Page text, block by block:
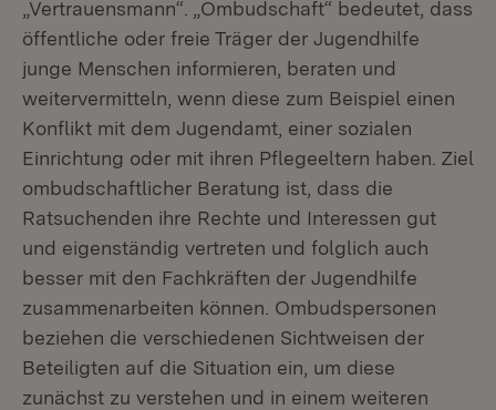
„Vertrauensmann“. „Ombudschaft“ bedeutet, dass
öffentliche oder freie Träger der Jugendhilfe
junge Menschen informieren, beraten und
weitervermitteln, wenn diese zum Beispiel einen
Konflikt mit dem Jugendamt, einer sozialen
Einrichtung oder mit ihren Pflegeeltern haben. Ziel
ombudschaftlicher Beratung ist, dass die
Ratsuchenden ihre Rechte und Interessen gut
und eigenständig vertreten und folglich auch
besser mit den Fachkräften der Jugendhilfe
zusammenarbeiten können. Ombudspersonen
beziehen die verschiedenen Sichtweisen der
Beteiligten auf die Situation ein, um diese
zunächst zu verstehen und in einem weiteren